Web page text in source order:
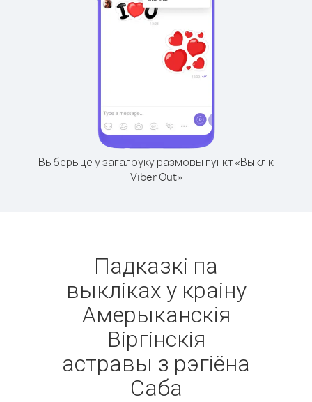
Выберыце ў загалоўку размовы пункт «Выклік
Viber Out»
Падказкі па
выкліках у краіну
Амерыканскія
Віргінскія
астравы з рэгіёна
Саба